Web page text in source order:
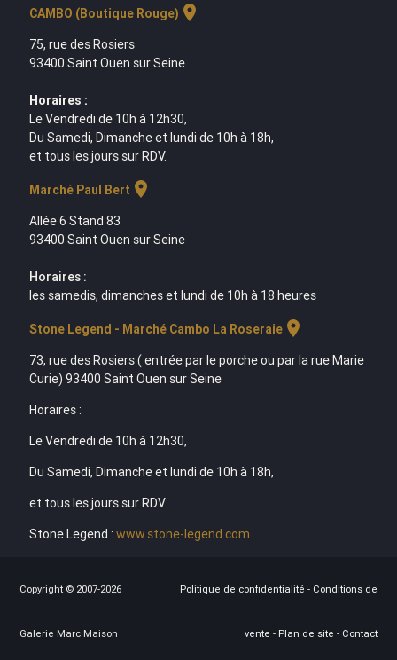
CAMBO (Boutique Rouge) location_on
75, rue des Rosiers
93400 Saint Ouen sur Seine
Horaires :
Le Vendredi de 10h à 12h30,
Du Samedi, Dimanche et lundi de 10h à 18h,
et tous les jours sur RDV.
Marché Paul Bert location_on
Allée 6 Stand 83
93400 Saint Ouen sur Seine
Horaires :
les samedis, dimanches et lundi de 10h à 18 heures
Stone Legend - Marché Cambo La Roseraielocation_on
73, rue des Rosiers ( entrée par le porche ou par la rue Marie
Curie) 93400 Saint Ouen sur Seine
Horaires :
Le Vendredi de 10h à 12h30,
Du Samedi, Dimanche et lundi de 10h à 18h,
et tous les jours sur RDV.
Stone Legend : www.stone-legend.com
Copyright © 2007-2026
Galerie Marc Maison
Politique de confidentialité - Conditions de
vente - Plan de site - Contact